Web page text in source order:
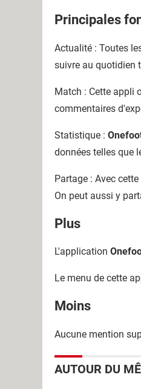
Principales
Actualité : Toutes
suivre au quotidien
Match : Cette appli
commentaires
Statistique :
données telles que
Partage : Avec
On peut aussi y
Plus
L'application
Le menu de cette
Moins
Aucune mention
AUTOUR DU